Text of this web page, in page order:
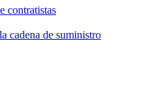
contratistas
cadena de suministro